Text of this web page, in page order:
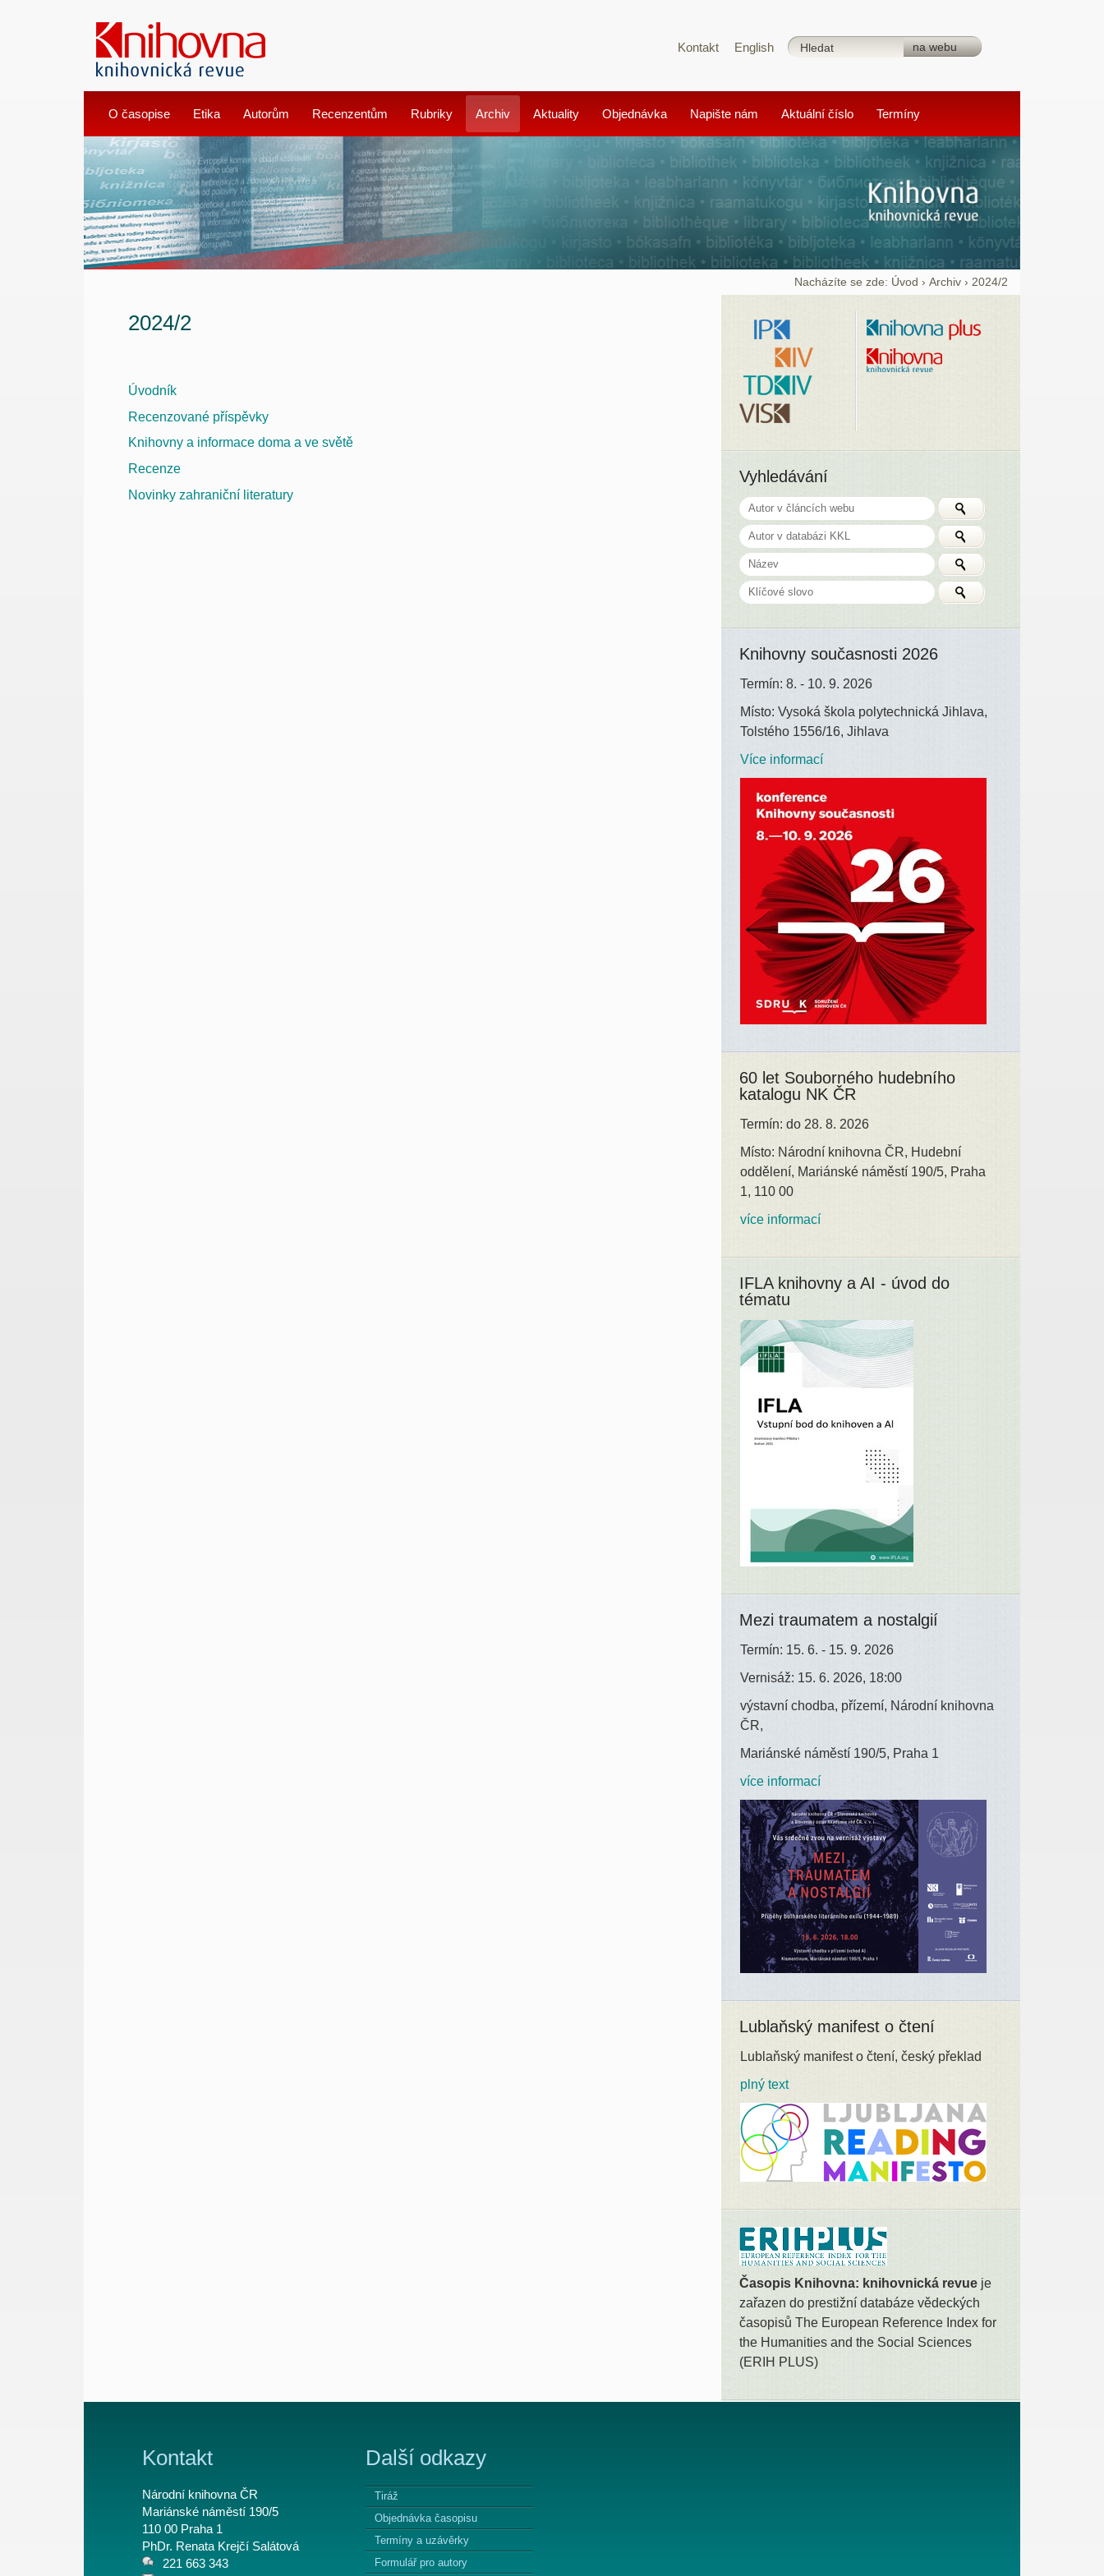
Kontakt English
O časopise Etika Autorům Recenzentům Rubriky Archiv Aktuality Objednávka Napište nám Aktuální číslo Termíny
Nacházíte se zde: Úvod ›Archiv › 2024/2
2024/2
Úvodník
Recenzované příspěvky
Knihovny a informace doma a ve světě
Recenze
Novinky zahraniční literatury
Vyhledávání
Knihovny současnosti 2026
Termín: 8. - 10. 9. 2026
Místo: Vysoká škola polytechnická Jihlava,
Tolstého 1556/16, Jihlava
Více informací
60 let Souborného hudebního
katalogu NK ČR
Termín: do 28. 8. 2026
Místo: Národní knihovna ČR, Hudební
oddělení, Mariánské náměstí 190/5, Praha
1, 110 00
více informací
IFLA knihovny a AI - úvod do
tématu
Mezi traumatem a nostalgií
Termín: 15. 6. - 15. 9. 2026
Vernisáž: 15. 6. 2026, 18:00
výstavní chodba, přízemí, Národní knihovna
ČR,
Mariánské náměstí 190/5, Praha 1
více informací
Lublaňský manifest o čtení
Lublaňský manifest o čtení, český překlad
plný text
Časopis Knihovna: knihovnická revue je
zařazen do prestižní databáze vědeckých
časopisů The European Reference Index for
the Humanities and the Social Sciences
(ERIH PLUS)
Kontakt
Národní knihovna ČR
Mariánské náměstí 190/5
110 00 Praha 1
PhDr. Renata Krejčí Salátová
221 663 343
Další odkazy
Tiráž
Objednávka časopisu
Termíny a uzávěrky
Formulář pro autory